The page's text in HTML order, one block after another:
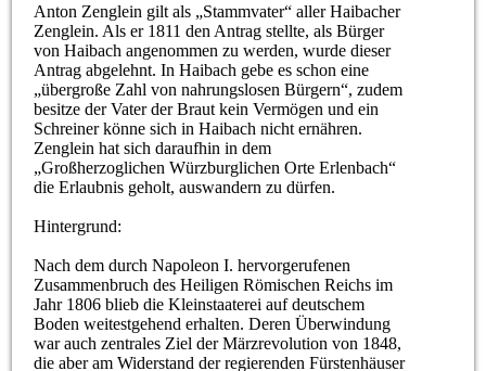
Anton Zenglein gilt als „Stammvater“ aller Haibacher
Zenglein. Als er 1811 den Antrag stellte, als Bürger
von Haibach angenommen zu werden, wurde dieser
Antrag abgelehnt. In Haibach gebe es schon eine
„übergroße Zahl von nahrungslosen Bürgern“, zudem
besitze der Vater der Braut kein Vermögen und ein
Schreiner könne sich in Haibach nicht ernähren.
Zenglein hat sich daraufhin in dem
„Großherzoglichen Würzburglichen Orte Erlenbach“
die Erlaubnis geholt, auswandern zu dürfen.
Hintergrund:
Nach dem durch Napoleon I. hervorgerufenen
Zusammenbruch des Heiligen Römischen Reichs im
Jahr 1806 blieb die Kleinstaaterei auf deutschem
Boden weitestgehend erhalten. Deren Überwindung
war auch zentrales Ziel der Märzrevolution von 1848,
die aber am Widerstand der regierenden Fürstenhäuser